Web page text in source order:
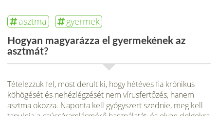
asztma gyermek
Hogyan magyarázza el gyermekének az
asztmát?
Tételezzük fel, most derült ki, hogy hétéves fia krónikus
köhögését és nehézlégzését nem vírusfertőzés, hanem
asztma okozza. Naponta kell gyógyszert szednie, meg kell